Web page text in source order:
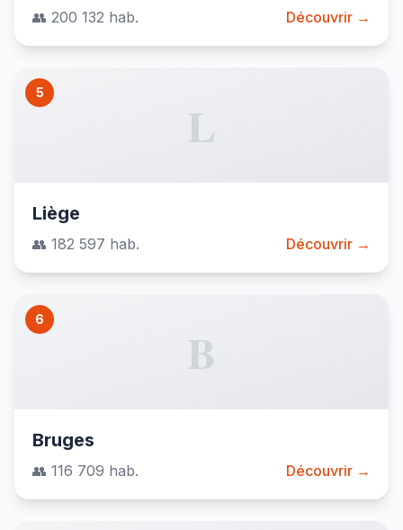
👥 200 132 hab. Découvrir →
5
L
Liège
👥 182 597 hab. Découvrir →
6
B
Bruges
👥 116 709 hab. Découvrir →